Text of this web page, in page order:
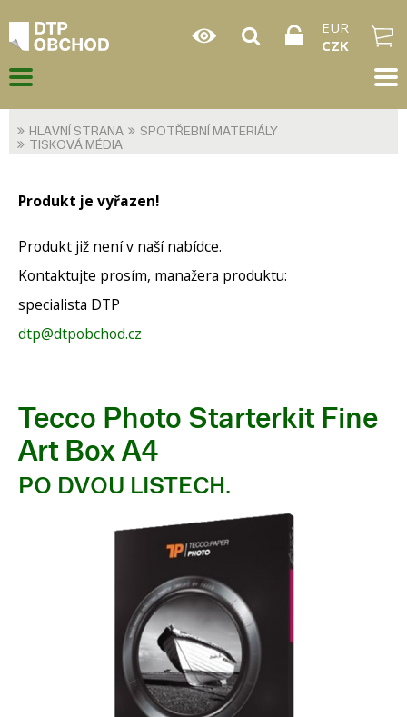
EUR
CZK
HLAVNÍ STRANA
SPOTŘEBNÍ MATERIÁLY
TISKOVÁ MÉDIA
Produkt je vyřazen!
Produkt již není v naší nabídce.
Kontaktujte prosím, manažera produktu:
specialista DTP
dtp@dtpobchod.cz
Tecco Photo Starterkit Fine
Art Box A4
PO DVOU LISTECH.